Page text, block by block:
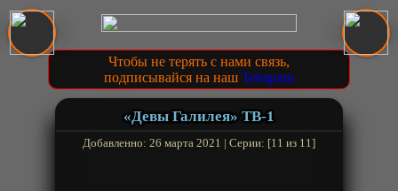
Чтобы не терять с нами связь,
подписывайся на наш Telegram
«Девы Галилея» ТВ-1
Добавленно: 26 марта 2021 | Серии: [11 из 11]